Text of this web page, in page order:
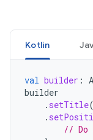
Kotlin
val builder :
builder
. setTitle(
.
// Do